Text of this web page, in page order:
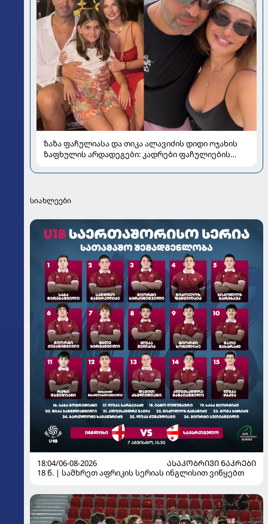
ზაზა ფაჩულიასა და თიკა ალავიძის დიდი ოჯახის
ზაფხულის არდადეგები: კადრები ფაჩულიების
სიახლეები
18:04/06-08-2026
ᲐᲡᲐᲙᲝᲑᲠᲘᲕᲘ ᲜᲐᲙᲠᲔᲑᲘ
18 წ. | სამხრეთ აფრიკის სერიას ინგლისით ვიწყებთ